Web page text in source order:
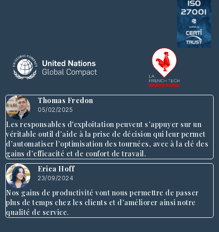
Thomas Fredon
05/02/2025
Les responsables d'exploitation peuvent s’appuyer sur un
véritable outil d’aide à la prise de décision qui leur permet
d’automatiser l’optimisation des tournées, avec à la clé des
gains d’efficacité et de confort de travail.
Erica Hoff
23/09/2024
Nos gains de productivité vont nous permettre de passer
plus de temps chez les clients et d’améliorer ainsi notre
qualité de service.